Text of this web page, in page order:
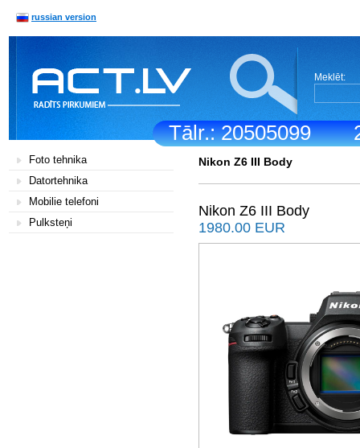
Tālr.: 20505099
russian version
Meklēt:
Foto tehnika
Datortehnika
Mobilie telefoni
Pulksteņi
Nikon Z6 III Body
Nikon Z6 III Body
1980.00 EUR